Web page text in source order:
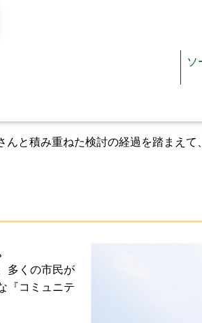
図面・書類ダウンロード
料金
ソ
んと積み重ねた検討の経過を踏まえ
多くの市民が
『コミュニテ